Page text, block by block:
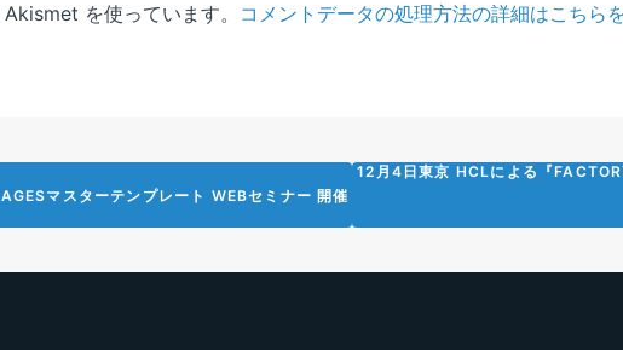
を使っています。 コメントデータの処理方法の詳細はこちら
マスターテンプレート WEBセミナー 開催
12月4日東京 HCLによる『